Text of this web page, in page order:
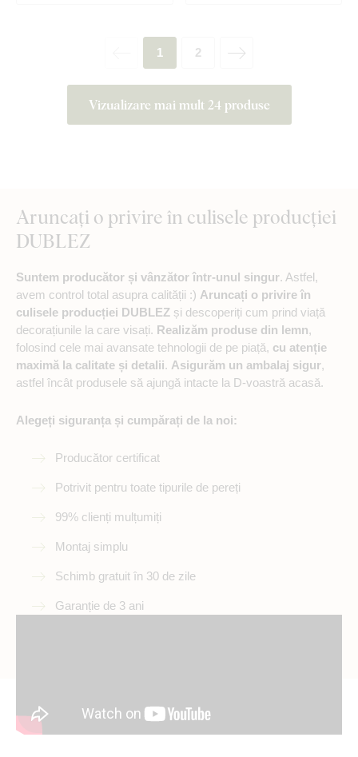
Vizualizare mai mult 24 produse
1 2
Aruncați o privire în culisele producției
DUBLEZ
Suntem producător și vânzător într-unul singur. Astfel,
avem control total asupra calității :) Aruncați o privire în
culisele producției DUBLEZ și descoperiți cum prind viață
decorațiunile la care visați. Realizăm produse din lemn,
folosind cele mai avansate tehnologii de pe piață, cu atenție
maximă la calitate și detalii. Asigurăm un ambalaj sigur,
astfel încât produsele să ajungă intacte la D-voastră acasă.
Alegeți siguranța și cumpărați de la noi:
Producător certificat
Potrivit pentru toate tipurile de pereți
99% clienți mulțumiți
Montaj simplu
Schimb gratuit în 30 de zile
Garanție de 3 ani